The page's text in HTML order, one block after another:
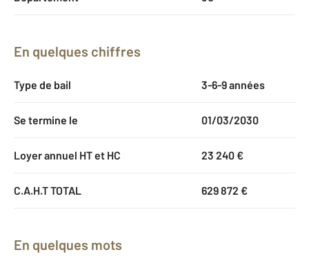
En quelques chiffres
Type de bail 3-6-9 années
Se termine le 01/03/2030
Loyer annuel HT et HC 23 240 €
C.A.H.T TOTAL 629 872 €
En quelques mots